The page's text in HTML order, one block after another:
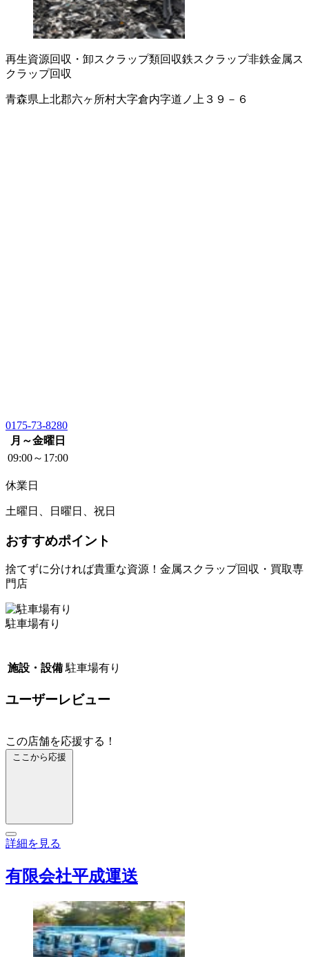
再生資源回収・卸スクラップ類回収鉄スクラップ非鉄金属ス
クラップ回収
青森県上北郡六ヶ所村大字倉内字道ノ上３９－６
0175-73-8280
月～金曜日
09:00～17:00
休業日
土曜日、日曜日、祝日
おすすめポイント
捨てずに分ければ貴重な資源！金属スクラップ回収・買取専
門店
駐車場有り
施設・設備 駐車場有り
ユーザーレビュー
この店舗を応援する！
ここから応援
詳細を見る
有限会社平成運送